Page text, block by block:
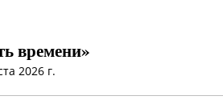
времени»
2026 г.